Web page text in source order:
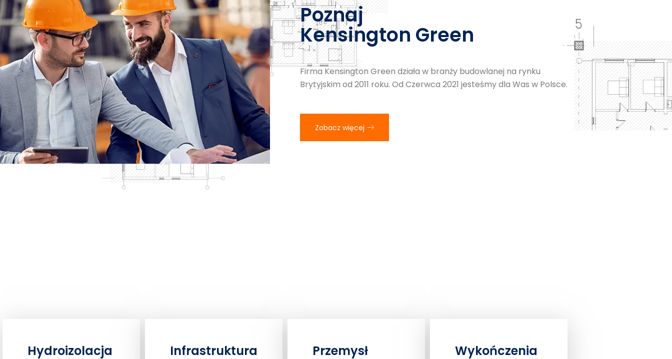
Poznaj
Kensington Green
Firma Kensington Green działa w branży budowlanej na rynku
Brytyjskim od 2011 roku. Od Czerwca 2021 jesteśmy dla Was w Polsce.
Zobacz więcej
Hydroizolacja Infrastruktura Przemysł Wykończenia